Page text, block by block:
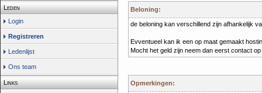
Leden
Login
Registreren
Ledenlijst
Ons team
Links
Beloning:
de beloning kan verschillend zijn afhankelijk
Evventueel kan ik een op maat gemaakt
Mocht het geld zijn neem dan eerst contact
Opmerkingen: